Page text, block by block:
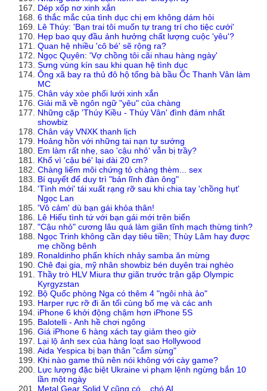
Dép xốp nơ xinh xắn
6 thắc mắc của tình dục chị em không dám hỏi
Lê Thúy: 'Bạn trai tôi muốn tự trang trí cho tiệc cưới'
Hẹp bao quy đầu ảnh hưởng chất lượng cuộc 'yêu'?
Quan hệ nhiều 'cô bé' sẽ rộng ra?
Ngọc Quyên: 'Vợ chồng tôi cãi nhau hàng ngày'
Sưng vùng kín sau khi quan hệ tình dục
Ông xã bay ra thủ đô hộ tống bà bầu Ốc Thanh Vân làm
MC
Chân váy xòe phối lưới xinh xắn
Giải mã về ngôn ngữ "yêu" của chàng
Những cặp 'Thúy Kiều - Thúy Vân' đình đám nhất
showbiz
Chân váy VNXK thanh lịch
Hoảng hồn với những tai nạn tự sướng
Em làm rất nhẹ, sao 'cậu nhỏ' vẫn bị trầy?
Khổ vì 'cậu bé' lại dài 20 cm?
Chàng liếm môi chứng tỏ chàng thèm... sex
Bí quyết để duy trì "bản lĩnh đàn ông"
'Tình mới' tái xuất rạng rỡ sau khi chia tay 'chồng hụt'
Ngọc Lan
'Vô cảm' dù bạn gái khỏa thân!
Lê Hiếu tình tứ với bạn gái mới trên biển
"Cậu nhỏ" cương lâu quá làm giãn tĩnh mạch thừng tinh?
Ngọc Trinh không cần dạy tiêu tiền; Thùy Lâm hay được
mẹ chồng bênh
Ronaldinho phấn khích nhảy samba ăn mừng
Chê đại gia, mỹ nhân showbiz bén duyên trai nghèo
Thầy trò HLV Miura thư giãn trước trận gặp Olympic
Kyrgyzstan
Bộ Quốc phòng Nga có thêm 4 "ngôi nhà ảo"
Harper rực rỡ đi ăn tối cùng bố mẹ và các anh
iPhone 6 khởi động chậm hơn iPhone 5S
Balotelli - Anh hề chơi ngông
Giá iPhone 6 hàng xách tay giảm theo giờ
Lại lộ ảnh sex của hàng loạt sao Hollywood
Aida Yespica bị bạn thân "cắm sừng"
Khi nào game thủ nên nói không với cày game?
Lực lượng đặc biệt Ukraine vi phạm lệnh ngừng bắn 10
lần một ngày
Metal Gear Solid V cũng có... chó AI